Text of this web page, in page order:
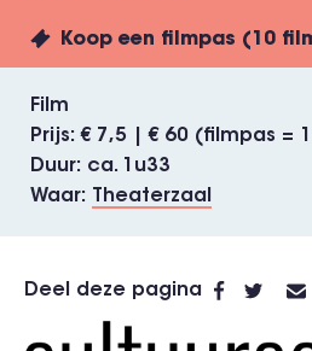
Koop een filmpas (10
Film
Prijs
€ 7,5 | € 60 (filmpas =
Duur
ca. 1u33
Waar
Theaterzaal
Deel deze pagina